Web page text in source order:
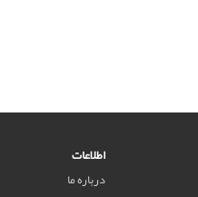
اطلاعات
درباره ما